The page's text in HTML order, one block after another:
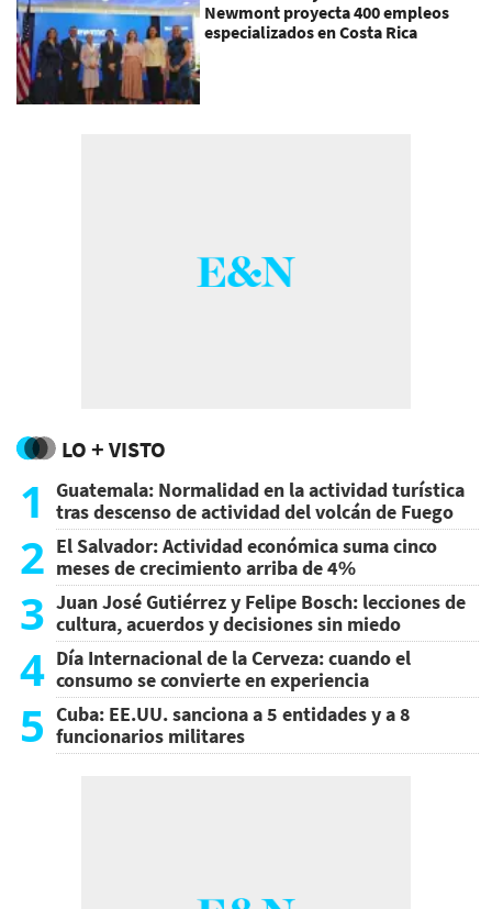
Newmont proyecta 400 empleos
especializados en Costa Rica
LO + VISTO
1
Guatemala: Normalidad en la actividad turística
tras descenso de actividad del volcán de Fuego
2 El Salvador: Actividad económica suma cinco
meses de crecimiento arriba de 4%
3 Juan José Gutiérrez y Felipe Bosch: lecciones de
cultura, acuerdos y decisiones sin miedo
4 Día Internacional de la Cerveza: cuando el
consumo se convierte en experiencia
5 Cuba: EE.UU. sanciona a 5 entidades y a 8
funcionarios militares